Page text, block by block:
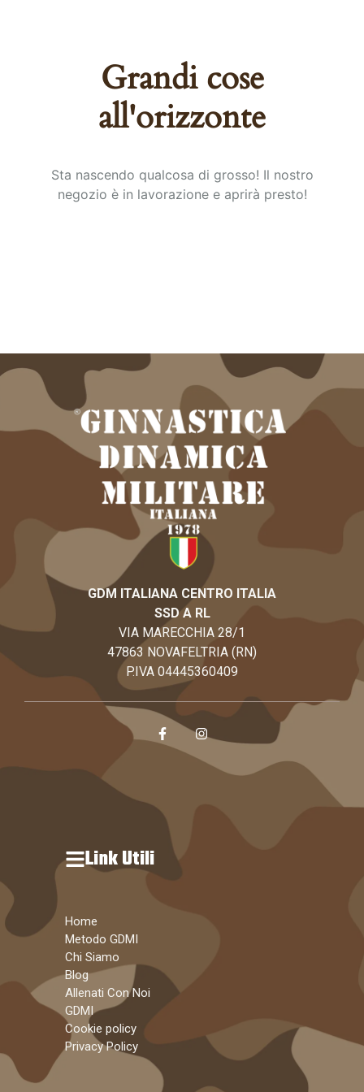
Grandi cose
all'orizzonte
Sta nascendo qualcosa di grosso! Il nostro
negozio è in lavorazione e aprirà presto!
GDM ITALIANA CENTRO ITALIA
SSD A RL
VIA MARECCHIA 28/1
47863 NOVAFELTRIA (RN)
P.IVA 04445360409
Link Utili
Home
Metodo GDMI
Chi Siamo
Blog
Allenati Con Noi
GDMI
Cookie policy
Privacy Policy